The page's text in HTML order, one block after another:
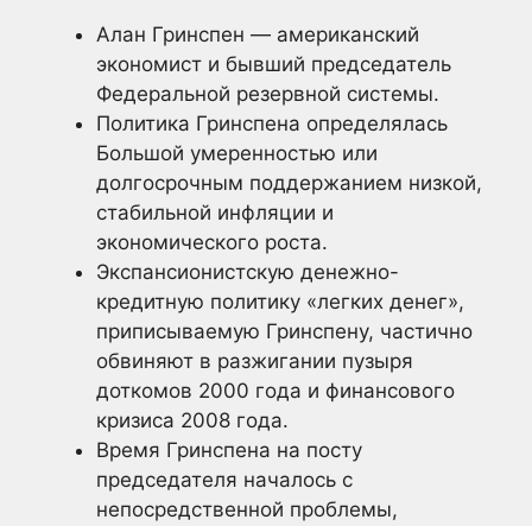
Алан Гринспен — американский
экономист и бывший председатель
Федеральной резервной системы.
Политика Гринспена определялась
Большой умеренностью или
долгосрочным поддержанием низкой,
стабильной инфляции и
экономического роста.
Экспансионистскую денежно-
кредитную политику «легких денег»,
приписываемую Гринспену, частично
обвиняют в разжигании пузыря
доткомов 2000 года и финансового
кризиса 2008 года.
Время Гринспена на посту
председателя началось с
непосредственной проблемы,